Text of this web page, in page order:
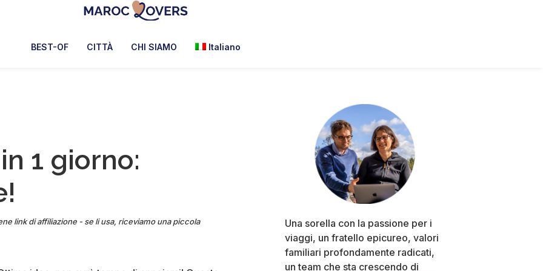
Lovers
BEST-OF CITTÀ CHI SIAMO Italiano
1 giorno:
link di affiliazione - se li usa, riceviamo una piccola
Primary
Sidebar
Una sorella con la passione per i
viaggi, un fratello epicureo, valori
familiari profondamente radicati,
un team che sta crescendo di